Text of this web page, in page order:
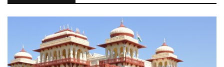
Life & Style
Important